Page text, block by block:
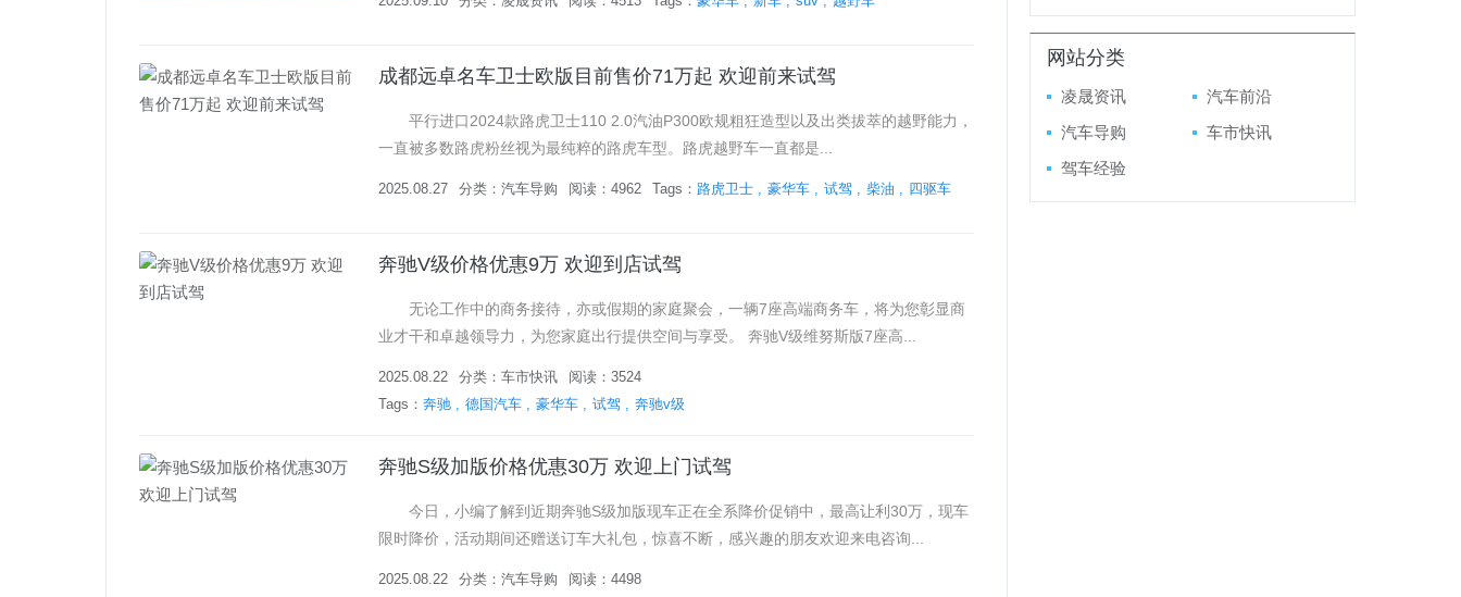
成都远卓名车卫士欧版目前售价71万起 欢迎前来试驾
平行进口2024款路虎卫士110 2.0汽油P300欧规粗狂造型以及出类拔萃的越野能力，
一直被多数路虎粉丝视为最纯粹的路虎车型。路虎越野车一直都是...
2025.08.27 分类： 汽车导购 阅读：4962 Tags： 路虎卫士 豪华车 试驾 柴油 四驱车
奔驰V级价格优惠9万 欢迎到店试驾
无论工作中的商务接待，亦或假期的家庭聚会，一辆7座高端商务车，将为您彰显商
业才干和卓越领导力，为您家庭出行提供空间与享受。 奔驰V级维努斯版7座高...
2025.08.22 分类： 车市快讯
阅读：3524
Tags： 奔驰 德国汽车 豪华车 试驾 奔驰v级
奔驰S级加版价格优惠30万 欢迎上门试驾
今日，小编了解到近期奔驰S级加版现车正在全系降价促销中，最高让利30万，现车
限时降价，活动期间还赠送订车大礼包，惊喜不断，感兴趣的朋友欢迎来电咨询...
2025.08.22 分类： 汽车导购
阅读：4498
网站分类
凌晟资讯
汽车前沿
汽车导购
车市快讯
驾车经验